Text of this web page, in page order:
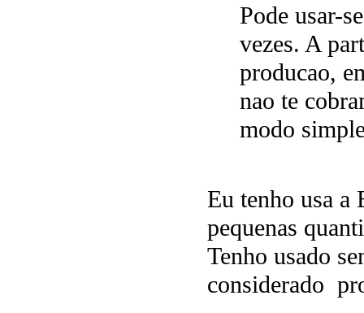
Pode usar-
vezes. A
producao,
nao te
modo
Eu tenho usa a
pequenas
Tenho usado
considerado